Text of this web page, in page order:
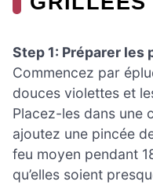
Step 1: Préparer les
Commencez par
douces violettes et
Placez-les dans une
ajoutez une pincée
feu moyen pendant
qu’elles soient